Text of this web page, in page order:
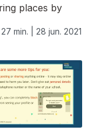
places by
27 min. | 28 jun. 2021